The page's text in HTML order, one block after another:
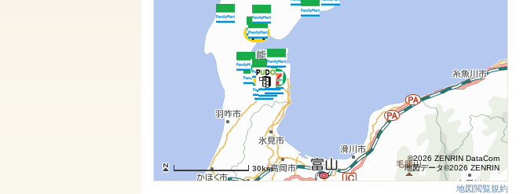
30km
©2026 ZENRIN DataCom
地図データ©2026 ZENRIN
地図閲覧規約